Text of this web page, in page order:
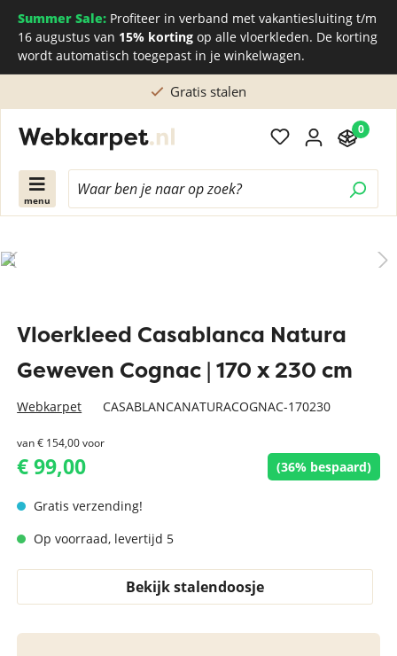
Summer Sale: Profiteer in verband met vakantiesluiting t/m
16 augustus van 15% korting op alle vloerkleden. De korting
wordt automatisch toegepast in je winkelwagen.
Gratis stalen
menu
0
Vloerkleed Casablanca Natura
Geweven Cognac | 170 x 230 cm
Webkarpet CASABLANCANATURACOGNAC-170230
van€ 154,00voor
(36% bespaard)
€ 99,00
Gratis verzending!
Op voorraad, levertijd 5
Bekijk stalendoosje